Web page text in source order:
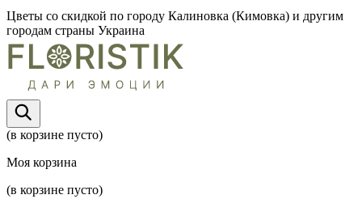
Цветы со скидкой по городу Калиновка (Кимовка) и другим
городам страны Украина
(в корзине пусто)
Моя корзина
(в корзине пусто)